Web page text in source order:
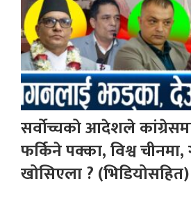
सर्वोच्चको आदेशले
फर्किने पक्का, विश्व
खोसिएला ? (भिडियोसहित)